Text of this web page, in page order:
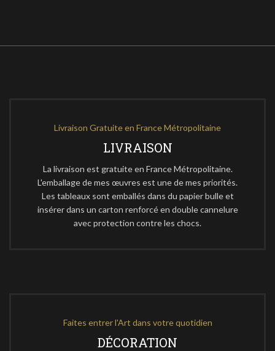
Livraison Gratuite en France Métropolitaine
LIVRAISON
La livraison est gratuite en France Métropolitaine.
L'emballage de mes œuvres est une de mes priorités.
Les tableaux sont emballés dans du papier bulle et
insérer dans un carton renforcé en double cannelure
avec protection contre les chocs.
Faites entrer l'Art dans votre quotidien
DÉCORATION